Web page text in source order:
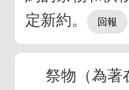
定新約。
祭物（為著